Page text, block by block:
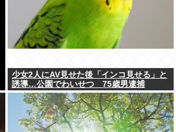
少女2人にAV見せた後「インコ見せる」と
誘導…公園でわいせつ 75歳男逮捕